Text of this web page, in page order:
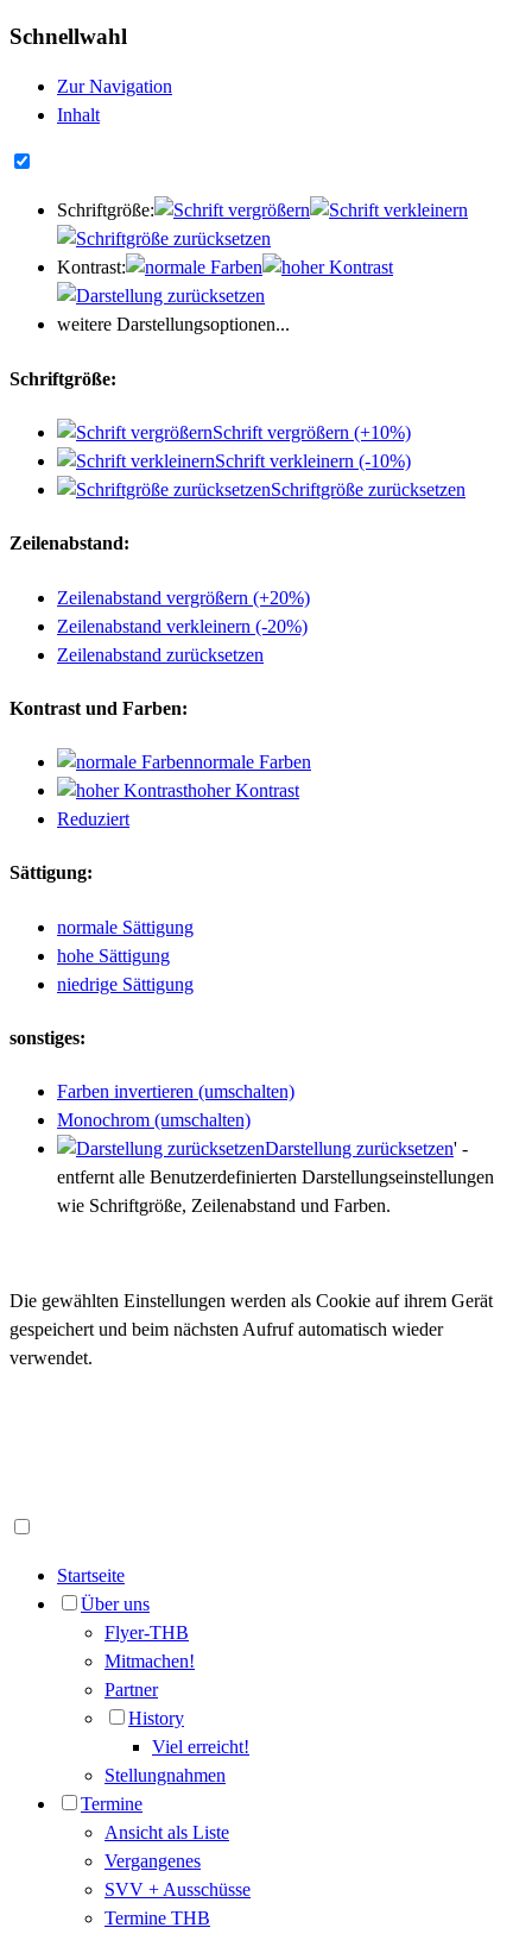
Schnellwahl
Zur Navigation
Inhalt
Schriftgröße:
Kontrast:
weitere Darstellungsoptionen...
Schriftgröße:
Schrift vergrößern (+10%)
Schrift verkleinern (-10%)
Schriftgröße zurücksetzen
Zeilenabstand:
Zeilenabstand vergrößern (+20%)
Zeilenabstand verkleinern (-20%)
Zeilenabstand zurücksetzen
Kontrast und Farben:
normale Farben
hoher Kontrast
Reduziert
Sättigung:
normale Sättigung
hohe Sättigung
niedrige Sättigung
sonstiges:
Farben invertieren (umschalten)
Monochrom (umschalten)
Darstellung zurücksetzen' -
entfernt alle Benutzerdefinierten Darstellungseinstellungen
wie Schriftgröße, Zeilenabstand und Farben.
Die gewählten Einstellungen werden als Cookie auf ihrem Gerät
gespeichert und beim nächsten Aufruf automatisch wieder
verwendet.
Startseite
Über uns
Flyer-THB
Mitmachen!
Partner
History
Viel erreicht!
Stellungnahmen
Termine
Ansicht als Liste
Vergangenes
SVV + Ausschüsse
Termine THB